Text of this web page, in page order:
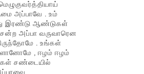
அப்பாவே . உம்
இரண்டு ஆண்டுகள்
அப்பா வருவாரென
. உங்கள்
, ஈழம் ஈழம்
சண்டையில்